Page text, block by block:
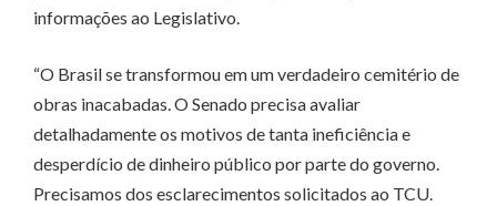
informações ao Legislativo.
“O Brasil se transformou em um verdadeiro cemitério de
obras inacabadas. O Senado precisa avaliar
detalhadamente os motivos de tanta ineficiência e
desperdício de dinheiro público por parte do governo.
Precisamos dos esclarecimentos solicitados ao TCU.